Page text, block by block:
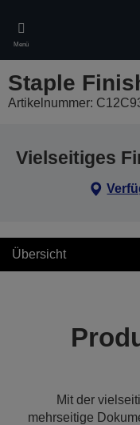
main
content
Menü
Staple
Artikelnummer:
Vielseitiges
Übersicht
Mit der
mehrseitige